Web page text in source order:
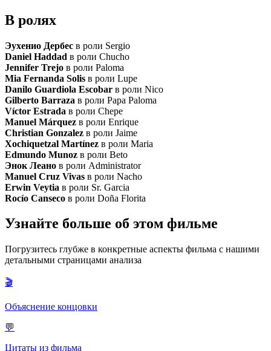
В ролях
Эухенио Дербес в роли Sergio
Daniel Haddad в роли Chucho
Jennifer Trejo в роли Paloma
Mia Fernanda Solis в роли Lupe
Danilo Guardiola Escobar в роли Nico
Gilberto Barraza в роли Papa Paloma
Víctor Estrada в роли Chepe
Manuel Márquez в роли Enrique
Christian Gonzalez в роли Jaime
Xochiquetzal Martínez в роли Maria
Edmundo Munoz в роли Beto
Энок Леано в роли Administrator
Manuel Cruz Vivas в роли Nacho
Erwin Veytia в роли Sr. Garcia
Rocío Canseco в роли Doña Florita
Узнайте больше об этом фильме
Погрузитесь глубже в конкретные аспекты фильма с нашими
детальными страницами анализа
🎬
Объяснение концовки
💬
Цитаты из фильма